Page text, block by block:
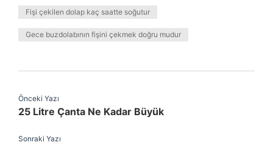
Fişi çekilen dolap kaç saatte soğutur
Gece buzdolabının fişini çekmek doğru mudur
Önceki Yazı
25 Litre Çanta Ne Kadar Büyük
Sonraki Yazı